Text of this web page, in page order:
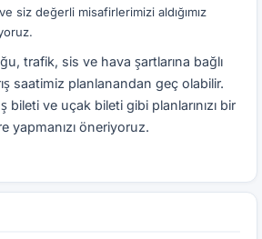
siz değerli misafirlerimizi aldığımız
trafik, sis ve hava şartlarına bağlı
saatimiz planlanandan geç olabilir.
bileti ve uçak bileti gibi planlarınızı bir
yapmanızı öneriyoruz.